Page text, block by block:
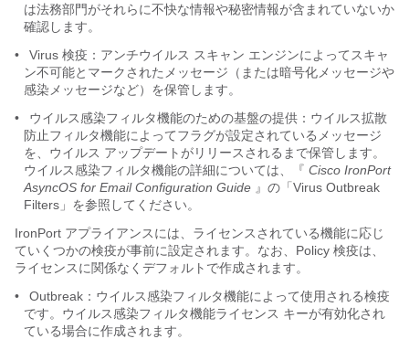
は法務部門がそれらに不快な情報や秘密情報が含まれていないか
確認します。
•
Virus 検疫：アンチウイルス スキャン エンジンによってスキャ
ン不可能とマークされたメッセージ（または暗号化メッセージや
感染メッセージなど）を保管します。
•
ウイルス感染フィルタ機能のための基盤の提供：ウイルス拡散
防止フィルタ機能によってフラグが設定されているメッセージ
を、ウイルス アップデートがリリースされるまで保管します。
ウイルス感染フィルタ機能の詳細については、『 Cisco IronPort
AsyncOS for Email Configuration Guide 』の「Virus Outbreak
Filters」を参照してください。
IronPort アプライアンスには、ライセンスされている機能に応じ
ていくつかの検疫が事前に設定されます。なお、Policy 検疫は、
ライセンスに関係なくデフォルトで作成されます。
•
Outbreak：ウイルス感染フィルタ機能によって使用される検疫
です。ウイルス感染フィルタ機能ライセンス キーが有効化され
ている場合に作成されます。